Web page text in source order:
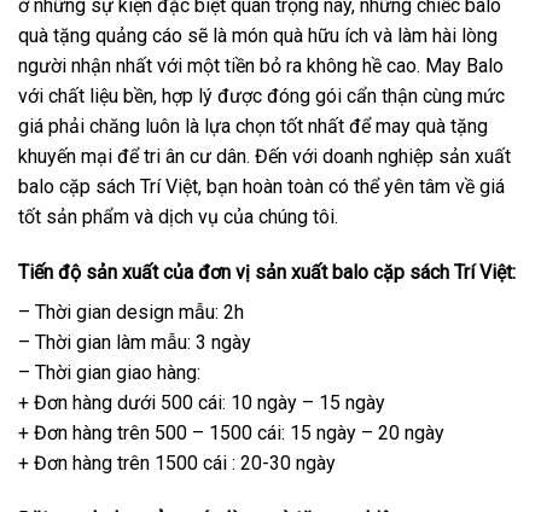
ở những sự kiện đặc biệt quan trọng này, những chiếc balo
quà tặng quảng cáo sẽ là món quà hữu ích và làm hài lòng
người nhận nhất với một tiền bỏ ra không hề cao. May Balo
với chất liệu bền, hợp lý được đóng gói cẩn thận cùng mức
giá phải chăng luôn là lựa chọn tốt nhất để may quà tặng
khuyến mại để tri ân cư dân. Đến với doanh nghiệp sản xuất
balo cặp sách Trí Việt, bạn hoàn toàn có thể yên tâm về giá
tốt sản phẩm và dịch vụ của chúng tôi.
Tiến độ sản xuất của đơn vị sản xuất balo cặp sách Trí Việt:
– Thời gian design mẫu: 2h
– Thời gian làm mẫu: 3 ngày
– Thời gian giao hàng:
+ Đơn hàng dưới 500 cái: 10 ngày – 15 ngày
+ Đơn hàng trên 500 – 1500 cái: 15 ngày – 20 ngày
+ Đơn hàng trên 1500 cái : 20-30 ngày